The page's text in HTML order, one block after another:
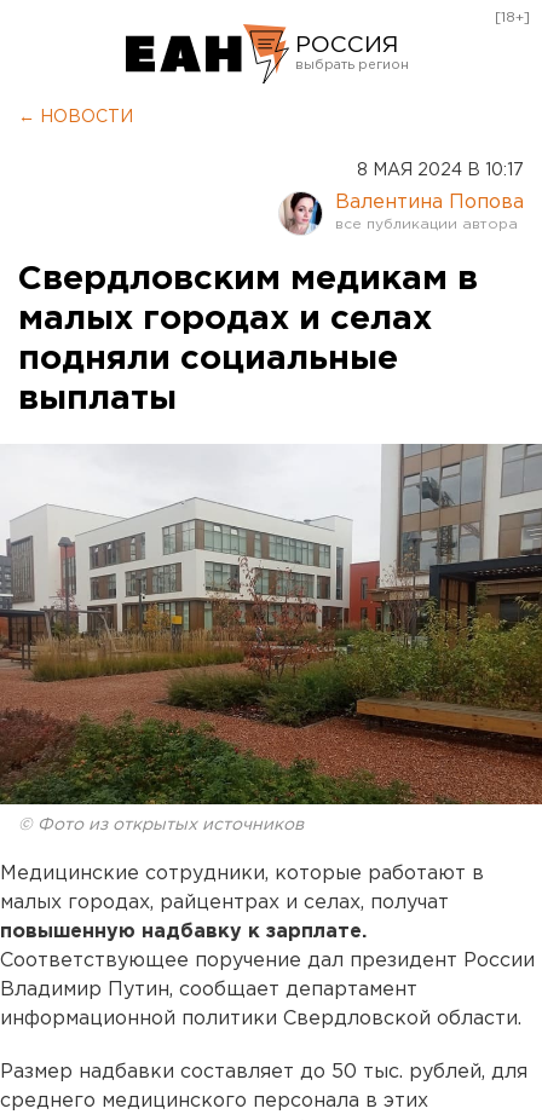
РОССИЯ
Курган
Оренбург
[18+]
← НОВОСТИ
8 МАЯ 2024 В 10:17
Валентина Попова
Свердловским медикам в
малых городах и селах
подняли социальные
выплаты
© Фото из открытых источников
Медицинские сотрудники, которые работают в
малых городах, райцентрах и селах, получат
повышенную надбавку к зарплате.
Соответствующее поручение дал президент России
Владимир Путин, сообщает департамент
информационной политики Свердловской области.
Размер надбавки составляет до 50 тыс. рублей, для
среднего медицинского персонала в этих